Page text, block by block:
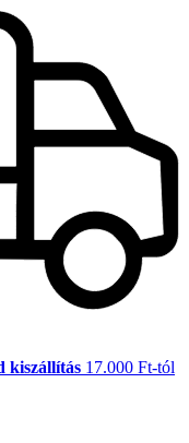
kiszállítás 17.000 Ft-tól